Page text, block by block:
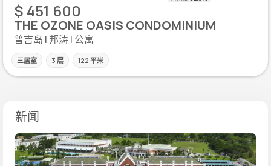
$ 451 600
THE OZONE OASIS CONDOMINIUM
普吉岛 | 邦涛 | 公寓
三居室 3 层 122 平米
新闻